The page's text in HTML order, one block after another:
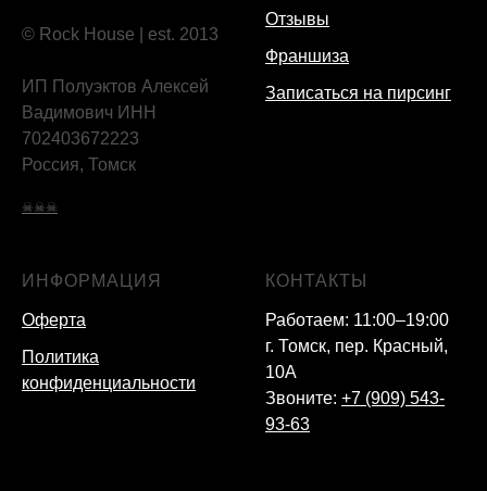
© Rock House | est. 2013
ИП Полуэктов Алексей
Вадимович ИНН
702403672223
Россия, Томск
☠☠☠
Отзывы
Франшиза
Записаться на пирсинг
ИНФОРМАЦИЯ
Оферта
Политика
конфиденциальности
КОНТАКТЫ
Работаем: 11:00–19:00
г. Томск, пер. Красный,
10А
Звоните: +7 (909) 543-
93-63